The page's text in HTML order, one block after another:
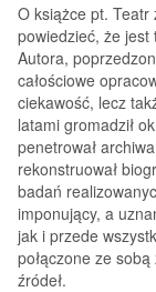
O książce pt.
powiedzieć, że jest
Autora,
całościowe
ciekawość, lecz
latami gromadził
penetrował
rekonstruował
badań
imponujący, a
jak i przede
połączone ze
źródeł.